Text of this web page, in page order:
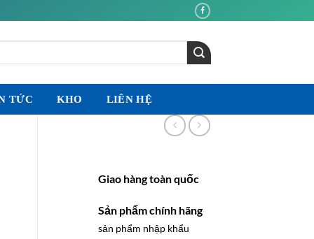
TỨC KHO LIÊN HỆ
Giao hàng toàn quốc
Sản phẩm chính hãng
sản phẩm nhập khẩu